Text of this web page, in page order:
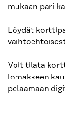
mukaan pari
Löydät
Voit tilata
lomakkeen
pelaamaan